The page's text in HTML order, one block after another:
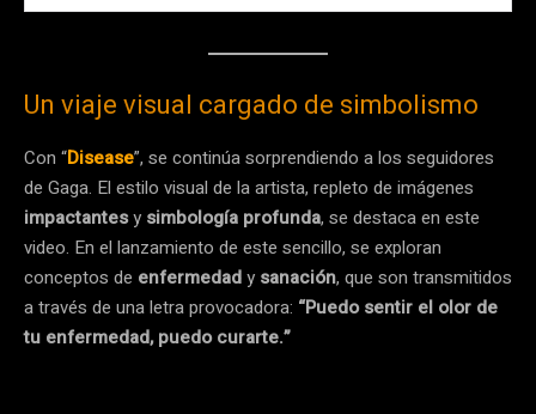
Un viaje visual cargado de simbolismo
Con “Disease”, se continúa sorprendiendo a los seguidores
de Gaga. El estilo visual de la artista, repleto de imágenes
impactantesy simbología profunda, se destaca en este
video. En el lanzamiento de este sencillo, se exploran
conceptos de enfermedady sanación, que son transmitidos
a través de una letra provocadora: “Puedo sentir el olor de
tu enfermedad, puedo curarte.”